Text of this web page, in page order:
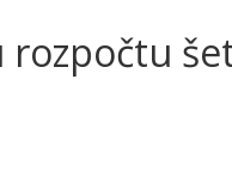
rozpočtu